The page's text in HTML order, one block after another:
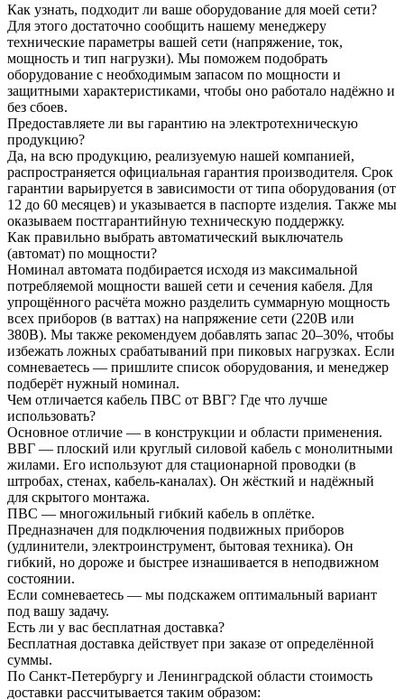
Как узнать, подходит ли ваше оборудование для моей сети?
Для этого достаточно сообщить нашему менеджеру
технические параметры вашей сети (напряжение, ток,
мощность и тип нагрузки). Мы поможем подобрать
оборудование с необходимым запасом по мощности и
защитными характеристиками, чтобы оно работало надёжно и
без сбоев.
Предоставляете ли вы гарантию на электротехническую
продукцию?
Да, на всю продукцию, реализуемую нашей компанией,
распространяется официальная гарантия производителя. Срок
гарантии варьируется в зависимости от типа оборудования (от
12 до 60 месяцев) и указывается в паспорте изделия. Также мы
оказываем постгарантийную техническую поддержку.
Как правильно выбрать автоматический выключатель
(автомат) по мощности?
Номинал автомата подбирается исходя из максимальной
потребляемой мощности вашей сети и сечения кабеля. Для
упрощённого расчёта можно разделить суммарную мощность
всех приборов (в ваттах) на напряжение сети (220В или
380В). Мы также рекомендуем добавлять запас 20–30%, чтобы
избежать ложных срабатываний при пиковых нагрузках. Если
сомневаетесь — пришлите список оборудования, и менеджер
подберёт нужный номинал.
Чем отличается кабель ПВС от ВВГ? Где что лучше
использовать?
Основное отличие — в конструкции и области применения.
ВВГ — плоский или круглый силовой кабель с монолитными
жилами. Его используют для стационарной проводки (в
штробах, стенах, кабель-каналах). Он жёсткий и надёжный
для скрытого монтажа.
ПВС — многожильный гибкий кабель в оплётке.
Предназначен для подключения подвижных приборов
(удлинители, электроинструмент, бытовая техника). Он
гибкий, но дороже и быстрее изнашивается в неподвижном
состоянии.
Если сомневаетесь — мы подскажем оптимальный вариант
под вашу задачу.
Есть ли у вас бесплатная доставка?
Бесплатная доставка действует при заказе от определённой
суммы.
По Санкт-Петербургу и Ленинградской области стоимость
доставки рассчитывается таким образом: